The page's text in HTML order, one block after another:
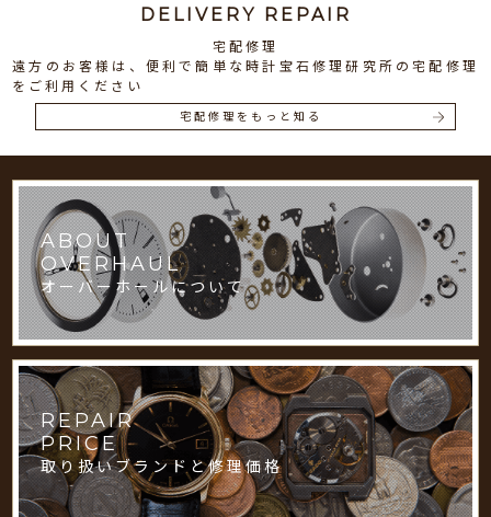
DELIVERY REPAIR
宅配修理
遠方のお客様は、便利で簡単な時計宝石修理研究所の宅配修理
をご利用ください
宅配修理をもっと知る
ABOUT
OVERHAUL
オーバーホールについて
REPAIR
PRICE
取り扱いブランドと修理価格